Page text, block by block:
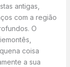
antigas,
com a região
O
coisa
a sua